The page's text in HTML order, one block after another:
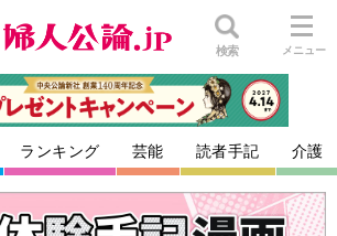
検索 メニュー
ランキング 芸能 読者手記 介護